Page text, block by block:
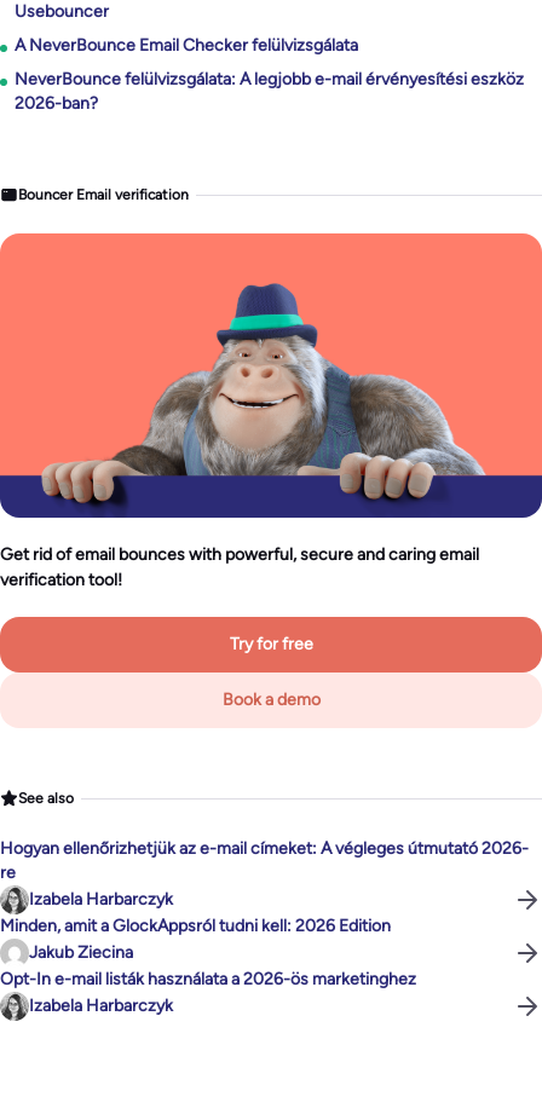
Usebouncer
A NeverBounce Email Checker felülvizsgálata
NeverBounce felülvizsgálata: A legjobb e-mail érvényesítési eszköz
2026-ban?
Bouncer Email verification
Get rid of email bounces with powerful, secure and caring email
verification tool!
Try for free
Book a demo
See also
Hogyan ellenőrizhetjük az e-mail címeket: A végleges útmutató 2026-
re
Izabela Harbarczyk
Minden, amit a GlockAppsról tudni kell: 2026 Edition
Jakub Ziecina
Opt-In e-mail listák használata a 2026-ös marketinghez
Izabela Harbarczyk